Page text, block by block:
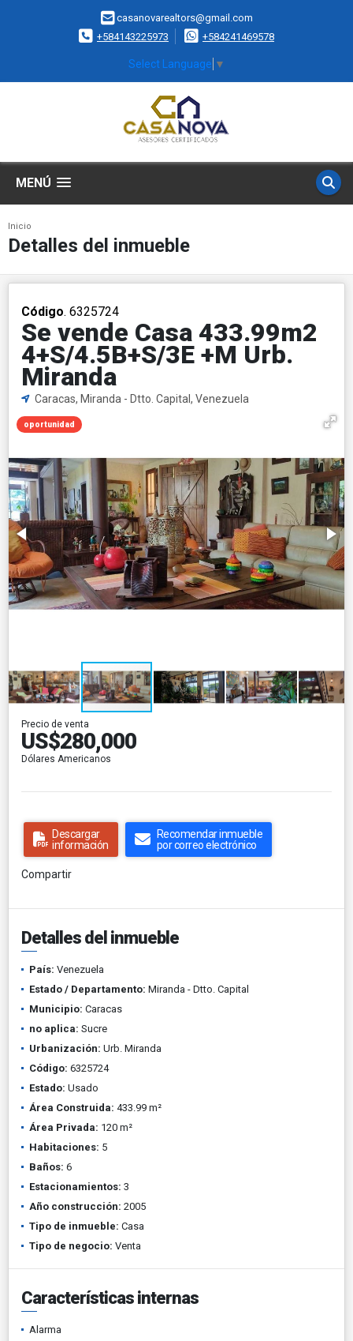
casanovarealtors@gmail.com
+584143225973
+584241469578
Select Language ▼
MENÚ
Inicio
Detalles del inmueble
Código. 6325724
Se vende Casa 433.99m2
4+S/4.5B+S/3E +M Urb.
Miranda
Caracas, Miranda - Dtto. Capital, Venezuela
oportunidad
Precio de venta
US$280,000
Dólares Americanos
Descargar
información
Recomendar inmueble
por correo electrónico
Compartir
Detalles del inmueble
País: Venezuela
Estado / Departamento: Miranda - Dtto. Capital
Municipio: Caracas
no aplica: Sucre
Urbanización: Urb. Miranda
Código: 6325724
Estado: Usado
Área Construida: 433.99 m²
Área Privada: 120 m²
Habitaciones: 5
Baños: 6
Estacionamientos: 3
Año construcción: 2005
Tipo de inmueble: Casa
Tipo de negocio: Venta
Características internas
Alarma